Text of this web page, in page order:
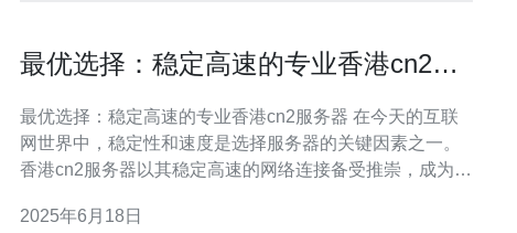
最优选择：稳定高速的专业香港cn2服
最优选择：稳定高速的专业香港cn2服务器 在今天的互联
网世界中，稳定性和速度是选择服务器的关键因素之一。
香港cn2服务器以其稳定高速的网络连接备受推崇，成为许
技术和设备，保障服务器稳定运行。其强大的防护系统和
2025年6月18日